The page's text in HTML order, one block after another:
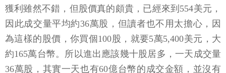
獲利雖然不錯，但股價真的頗貴，已經來到554美元，
因此成交量平均約36萬股，但讀者也不用太擔心，因
為這樣的股價，你買個100股，就要5萬5,400美元，大
約165萬台幣。所以進出應該幾十股居多，一天成交量
36萬股，其實一天也有60億台幣的成交金額，並沒有